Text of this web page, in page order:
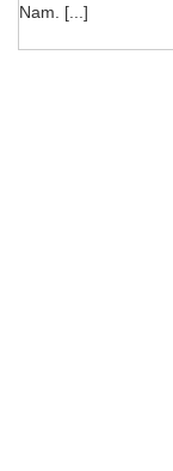
Nam. [...]